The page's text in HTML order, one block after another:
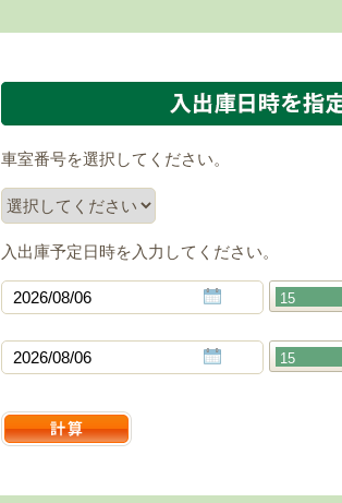
車室番号を選択してください。
入出庫予定日時を入力してください。
15
15